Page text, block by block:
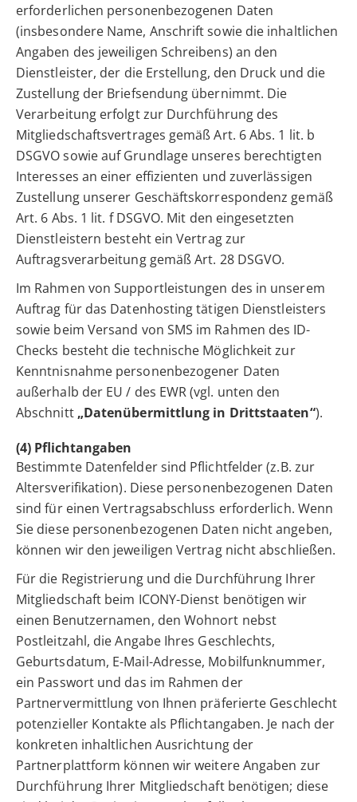
erforderlichen personenbezogenen Daten
(insbesondere Name, Anschrift sowie die inhaltlichen
Angaben des jeweiligen Schreibens) an den
Dienstleister, der die Erstellung, den Druck und die
Zustellung der Briefsendung übernimmt. Die
Verarbeitung erfolgt zur Durchführung des
Mitgliedschaftsvertrages gemäß Art. 6 Abs. 1 lit. b
DSGVO sowie auf Grundlage unseres berechtigten
Interesses an einer effizienten und zuverlässigen
Zustellung unserer Geschäftskorrespondenz gemäß
Art. 6 Abs. 1 lit. f DSGVO. Mit den eingesetzten
Dienstleistern besteht ein Vertrag zur
Auftragsverarbeitung gemäß Art. 28 DSGVO.
Im Rahmen von Supportleistungen des in unserem
Auftrag für das Datenhosting tätigen Dienstleisters
sowie beim Versand von SMS im Rahmen des ID-
Checks besteht die technische Möglichkeit zur
Kenntnisnahme personenbezogener Daten
außerhalb der EU / des EWR (vgl. unten den
Abschnitt „Datenübermittlung in Drittstaaten“).
(4) Pflichtangaben
Bestimmte Datenfelder sind Pflichtfelder (z.B. zur
Altersverifikation). Diese personenbezogenen Daten
sind für einen Vertragsabschluss erforderlich. Wenn
Sie diese personenbezogenen Daten nicht angeben,
können wir den jeweiligen Vertrag nicht abschließen.
Für die Registrierung und die Durchführung Ihrer
Mitgliedschaft beim ICONY-Dienst benötigen wir
einen Benutzernamen, den Wohnort nebst
Postleitzahl, die Angabe Ihres Geschlechts,
Geburtsdatum, E-Mail-Adresse, Mobilfunknummer,
ein Passwort und das im Rahmen der
Partnervermittlung von Ihnen präferierte Geschlecht
potenzieller Kontakte als Pflichtangaben. Je nach der
konkreten inhaltlichen Ausrichtung der
Partnerplattform können wir weitere Angaben zur
Durchführung Ihrer Mitgliedschaft benötigen; diese